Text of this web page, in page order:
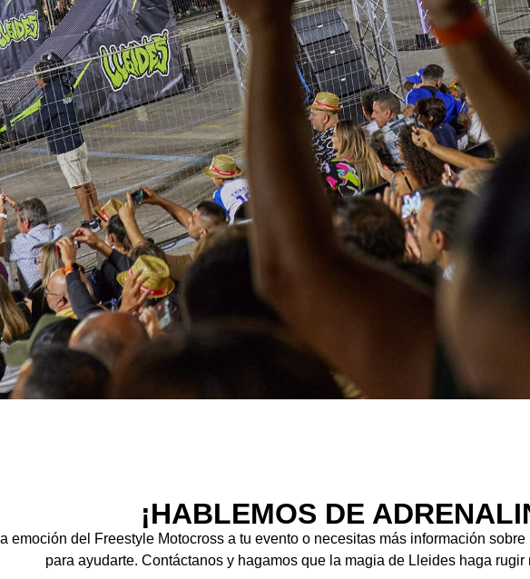
¡HABLEMOS DE
emoción del Freestyle Motocross a tu evento o necesitas más información
para ayudarte. Contáctanos y hagamos que la magia de Lleides haga rugir